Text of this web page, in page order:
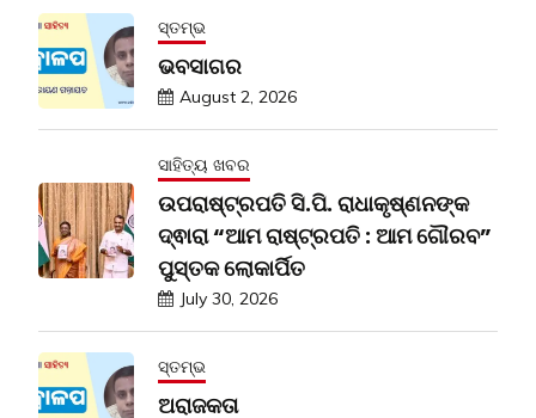
ସ୍ତମ୍ଭ
ଭବସାଗର
August 2, 2026
ସାହିତ୍ୟ ଖବର
ଉପରାଷ୍ଟ୍ରପତି ସି.ପି. ରାଧାକୃଷ୍ଣନଙ୍କ
ଦ୍ଵାରା “ଆମ ରାଷ୍ଟ୍ରପତି : ଆମ ଗୌରବ”
ପୁସ୍ତକ ଲୋକାର୍ପିତ
July 30, 2026
ସ୍ତମ୍ଭ
ଅରାଜକତା